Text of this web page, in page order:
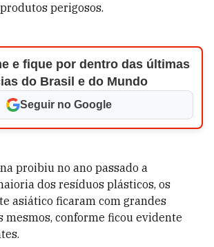
perigosos.
e fique por dentro das últimas
do Brasil e do Mundo
Seguir no Google
proibiu no ano passado a
dos resíduos plásticos, os
asiático ficaram com grandes
mesmos, conforme ficou evidente